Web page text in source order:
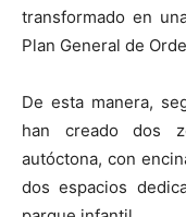
transformado en
Plan General de
De esta manera,
han creado dos
autóctona, con
dos espacios